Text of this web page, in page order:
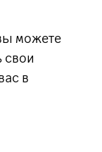
можете
свои
в